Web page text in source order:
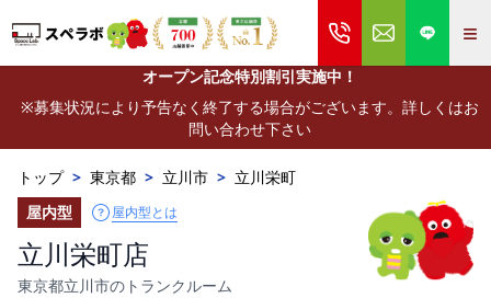
≡
オープン記念特別割引実施中！
※募集状況により予告なく終了する場合がございます。詳しくはお
問い合わせ下さい
トップ > 東京都 > 立川市 > 立川栄町
屋内型
屋内型とは
立川栄町店
東京都立川市のトランクルーム